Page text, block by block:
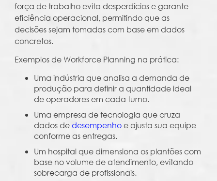
força de trabalho evita desperdícios e garante
eficiência operacional, permitindo que as
decisões sejam tomadas com base em dados
concretos.
Exemplos de Workforce Planning na prática:
Uma indústria que analisa a demanda de
produção para definir a quantidade ideal
de operadores em cada turno.
Uma empresa de tecnologia que cruza
dados dedesempenhoe ajusta sua equipe
conforme as entregas.
Um hospital que dimensiona os plantões com
base no volume de atendimento, evitando
sobrecarga de profissionais.